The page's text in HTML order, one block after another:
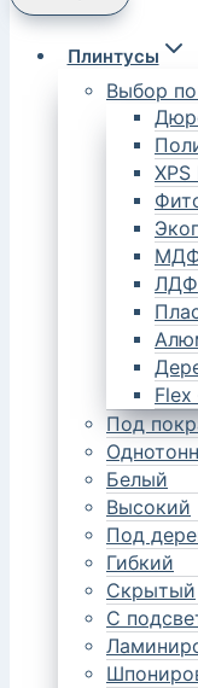
Плинтусы
Выбор
ЛДФ
Под
Белый
Высокий
Под
Гибкий
Скрытый
С